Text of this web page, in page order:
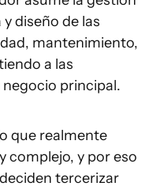
diseño de las
mantenimiento,
a las
principal.
que realmente
complejo, y por eso
tercerizar